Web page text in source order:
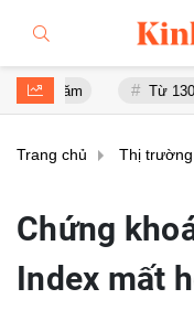
Từ 130 lên gần
Trang chủ Thị trường
Chứng
Index mất